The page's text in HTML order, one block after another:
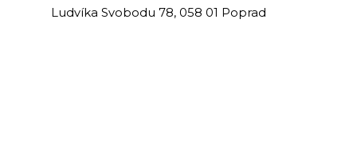
Ludvíka Svobodu 78, 058 01 Poprad